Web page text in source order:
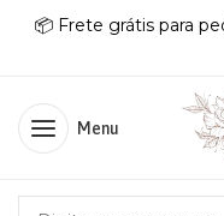
📦 Frete grátis para
Menu